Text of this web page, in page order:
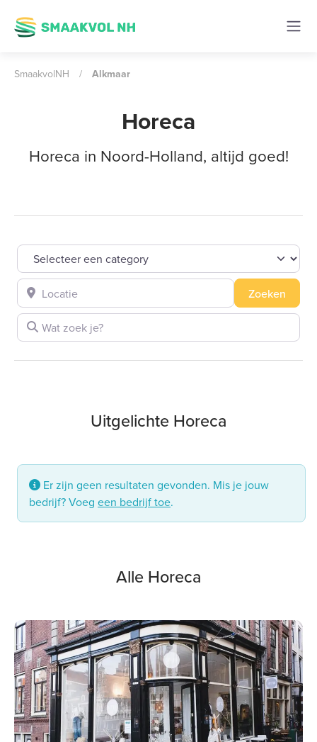
SmaakvolNH / Alkmaar
Horeca
Horeca in Noord-Holland, altijd goed!
Selecteer een category
Wat zoek je?
Locatie Zoeken
Uitgelichte Horeca
Er zijn geen resultaten gevonden. Mis je jouw
bedrijf? Voeg een bedrijf toe.
Alle Horeca